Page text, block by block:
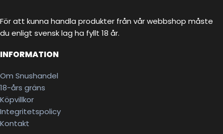
För att kunna handla produkter från vår webbshop måste
du enligt svensk lag ha fyllt 18 år.
INFORMATION
Om Snushandel
18-års gräns
Köpvillkor
Integritetspolicy
Kontakt